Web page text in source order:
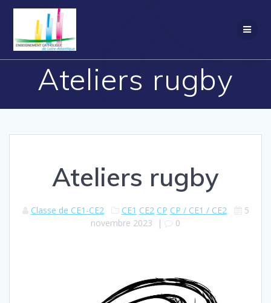
Ateliers rugby
Ateliers rugby
Classe de CE1-CE2 CE1 CE2 CP CP / CE1 / CE2
5
novembre 2023 | 0